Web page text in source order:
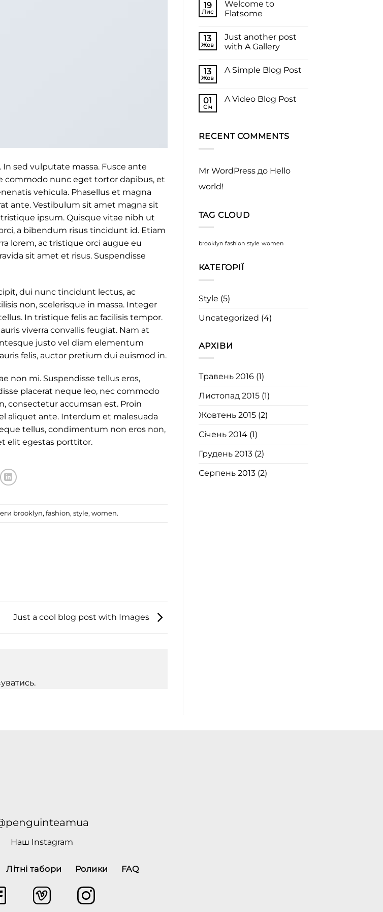
sed vulputate massa. Fusce ante
commodo nunc eget tortor dapibus, et
vehicula. Phasellus et magna
ante. Vestibulum sit amet magna sit
ipsum. Quisque vitae nibh ut
a bibendum risus tincidunt id. Etiam
lorem, ac tristique orci augue eu
sit amet et risus. Suspendisse
dui nunc tincidunt lectus, ac
non, scelerisque in massa. Integer
In tristique felis ac facilisis tempor.
viverra convallis feugiat. Nam at
justo vel diam elementum
felis, auctor pretium dui euismod in.
non mi. Suspendisse tellus eros,
placerat neque leo, nec commodo
consectetur accumsan est. Proin
aliquet ante. Interdum et malesuada
tellus, condimentum non eros non,
elit egestas porttitor.
brooklyn,fashion,style,women.
Just a cool blog post with Images
.
19
Лис
Welcome to
Flatsome
13
Жов
Just another post
with A Gallery
13
Жов
A Simple Blog Post
01
Січ
A Video Blog Post
RECENT COMMENTS
Mr WordPressдо Hello
world!
TAG CLOUD
brooklyn fashion style women
КАТЕГОРІЇ
Style (5)
Uncategorized (4)
АРХІВИ
Травень 2016(1)
Листопад 2015(1)
Жовтень 2015(2)
Січень 2014(1)
Грудень 2013(2)
Серпень 2013(2)
Наш Instagram
Літні табори Ролики FAQ